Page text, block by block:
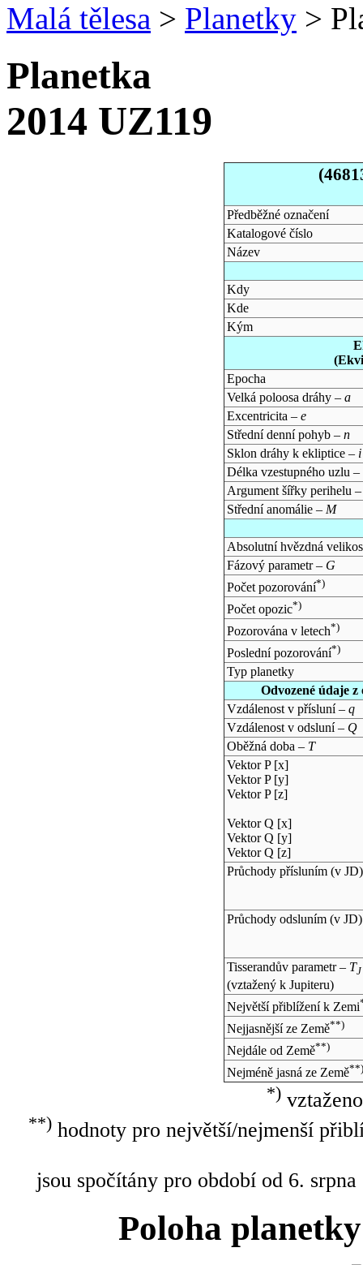
Malá tělesa > Planetky >
Planetka
2014 UZ119
Předběžné označení
Katalogové číslo
Název
Kdy
Kde
Kým
Epocha
Velká poloosa dráhy – a
Excentricita – e
Střední denní pohyb – n
Sklon dráhy k ekliptice – i
Délka vzestupného uzlu –
Argument šířky perihelu
Střední anomálie – M
Absolutní hvězdná
Fázový parametr – G
Počet pozorování*)
Počet opozic*)
Pozorována v letech*)
Poslední pozorování*)
Typ planetky
Odvozené údaje
Vzdálenost v přísluní – q
Vzdálenost v odsluní – Q
Oběžná doba – T
Vektor P [x]
Vektor P [y]
Vektor P [z]
Vektor Q [x]
Vektor Q [y]
Vektor Q [z]
Průchody přísluním (v JD)
Průchody odsluním (v JD)
Tisserandův parametr – TJ
(vztažený k Jupiteru)
Největší přiblížení k Zemi
Nejjasnější ze Země**)
Nejdále od Země**)
Nejméně jasná ze Země**)
*)
**)hodnoty pro největší/nejmenší
jsou spočítány pro období od 6.
Poloha